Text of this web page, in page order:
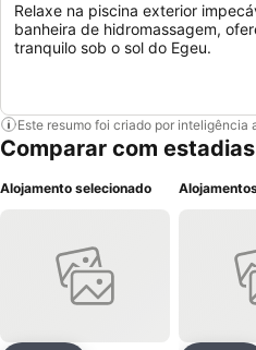
Relaxe na piscina exterior
banheira de hidromassagem,
tranquilo sob o sol do Egeu.
Este resumo foi criado por
Comparar com
Alojamento selecionado